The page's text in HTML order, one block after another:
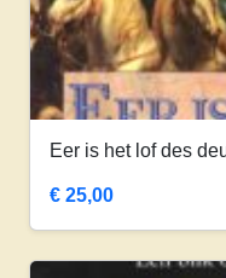
Eer is het lof des
€ 25,00